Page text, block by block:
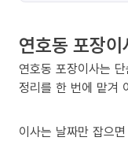
연호동 포장이
연호동 포장이사는 단
정리를 한 번에 맡겨
이사는 날짜만 잡으